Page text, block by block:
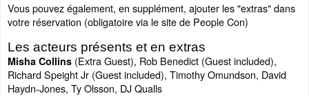
Vous pouvez également, en supplément, ajouter les "extras" dans
votre réservation (obligatoire via le site de People Con)
Les acteurs présents et en extras
Misha Collins (Extra Guest), Rob Benedict (Guest included),
Richard Speight Jr (Guest included), Timothy Omundson, David
Haydn-Jones, Ty Olsson, DJ Qualls